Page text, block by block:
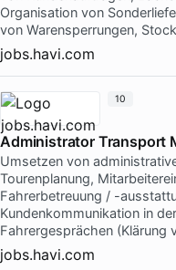
Organisation von
von Warensperrungen,
jobs.havi.com
Administrator Transport
Umsetzen von
Tourenplanung,
Fahrerbetreuung / -
Kundenkommunikation in
Fahrergesprächen (Klärung
jobs.havi.com
10